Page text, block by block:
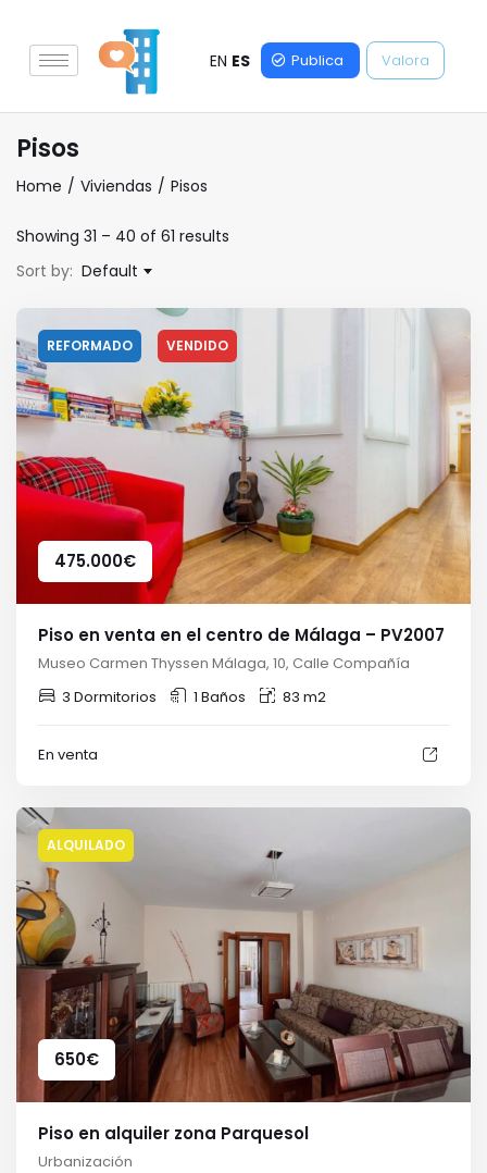
EN ES Publica Valora
Pisos
Home Viviendas Pisos
Showing 31 – 40 of 61 results
Sort by: Default
REFORMADO VENDIDO
475.000€
Piso en venta en el centro de Málaga – PV2007
Museo Carmen Thyssen Málaga, 10, Calle Compañía
3 Dormitorios
1 Baños 83 m2
En venta
ALQUILADO
650€
Piso en alquiler zona Parquesol
Urbanización